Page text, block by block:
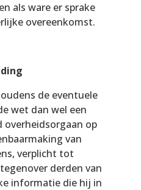
als ware er sprake
overeenkomst.
de eventuele
wet dan wel een
overheidsorgaan op
van
verplicht tot
derden van
informatie die hij in